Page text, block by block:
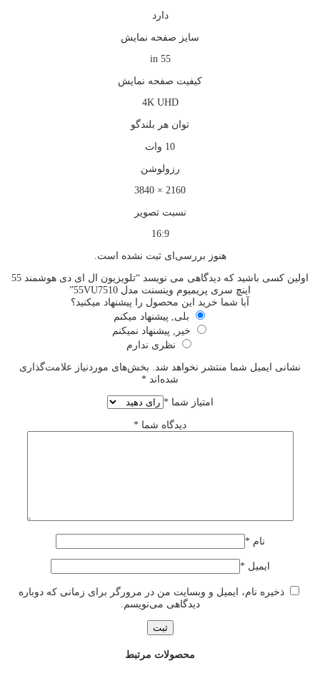
دارد
سايز صفحه نمايش
55 in
كيفيت صفحه نمايش
4K UHD
توان هر بلندگو
10 وات
رزولوشن
2160 × 3840
نسبت تصویر
16:9
هنوز بررسی‌ای ثبت نشده است.
اولین کسی باشید که دیدگاهی می نویسد “تلویزیون ال ای دی هوشمند 55
اینچ سری پریمیوم وینسنت مدل 55VU7510”
آبا شما خرید این محصول را پیشنهاد میکنید؟
بلی, پیشنهاد میکنم
خیر, پیشنهاد نمیکنم
نظری ندارم
نشانی ایمیل شما منتشر نخواهد شد. بخش‌های موردنیاز علامت‌گذاری
شده‌اند *
امتیاز شما*
دیدگاه شما *
نام*
ایمیل*
ذخیره نام، ایمیل و وبسایت من در مرورگر برای زمانی که دوباره
دیدگاهی می‌نویسم.
محصولات مرتبط